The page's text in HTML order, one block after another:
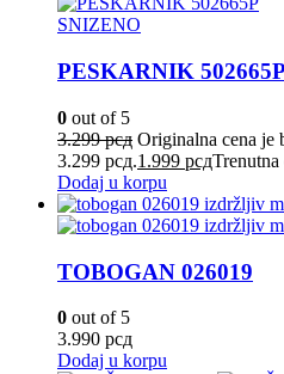
SNIZENO
PESKARNIK 502665P
0 out of 5
3.299рсд Originalna cena je
3.299 рсд.1.999 рсдTrenutna
Dodaj u korpu
TOBOGAN 026019
0 out of 5
3.990 рсд
Dodaj u korpu